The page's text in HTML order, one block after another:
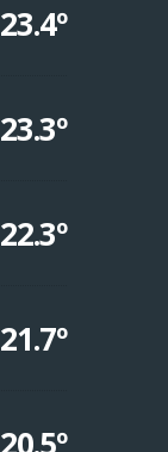
23.4º
23.3º
22.3º
21.7º
20.5º